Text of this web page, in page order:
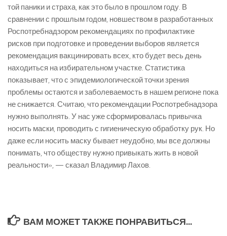
той паники и страха, как это было в прошлом году. В
сравнении с прошлым годом, новшеством в разработанных
Роспотребнадзором рекомендациях по профилактике
рисков при подготовке и проведении выборов является
рекомендация вакцинировать всех, кто будет весь день
находиться на избирательном участке. Статистика
показывает, что с эпидемиологической точки зрения
проблемы остаются и заболеваемость в нашем регионе пока
не снижается. Считаю, что рекомендации Роспотребнадзора
нужно выполнять. У нас уже сформировалась привычка
носить маски, проводить с гигиеническую обработку рук. Но
даже если носить маску бывает неудобно, мы все должны
понимать, что обществу нужно привыкать жить в новой
реальности», — сказал Владимир Лахов.
ВАМ МОЖЕТ ТАКЖЕ ПОНРАВИТЬСЯ...